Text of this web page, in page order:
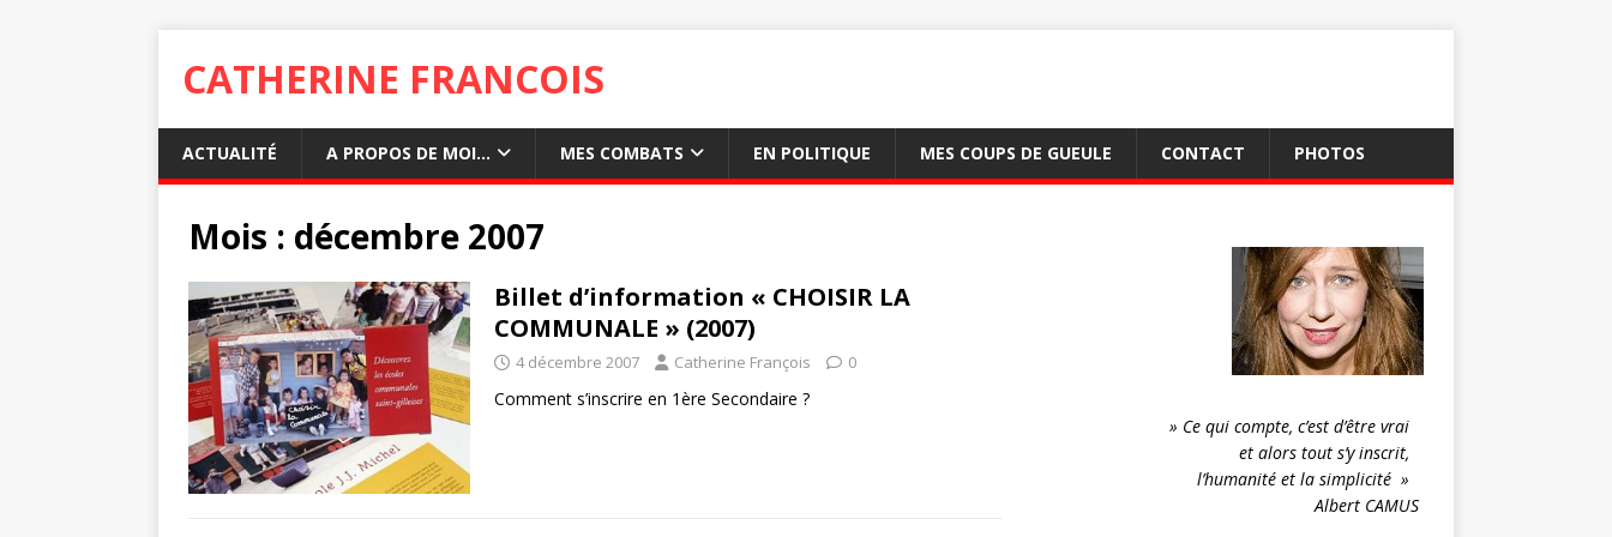
CATHERINE FRANCOIS
ACTUALITÉ A PROPOS DE MOI… MES COMBATS EN POLITIQUE MES COUPS DE GUEULE CONTACT PHOTOS
Mois : décembre 2007
Billet d’information « CHOISIR LA
COMMUNALE » (2007)
4 décembre 2007 Catherine François 0
Comment s’inscrire en 1ère Secondaire ?
» Ce qui compte, c’est d’être vrai
et alors tout s’y inscrit,
l’humanité et la simplicité »
Albert CAMUS